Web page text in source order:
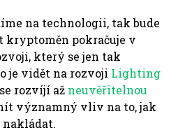
na technologii, tak bude
kryptoměn pokračuje v
který se jen tak
je vidět na rozvoji Lighting
rozvíjí až neuvěřitelnou
významný vliv na to, jak
nakládat.